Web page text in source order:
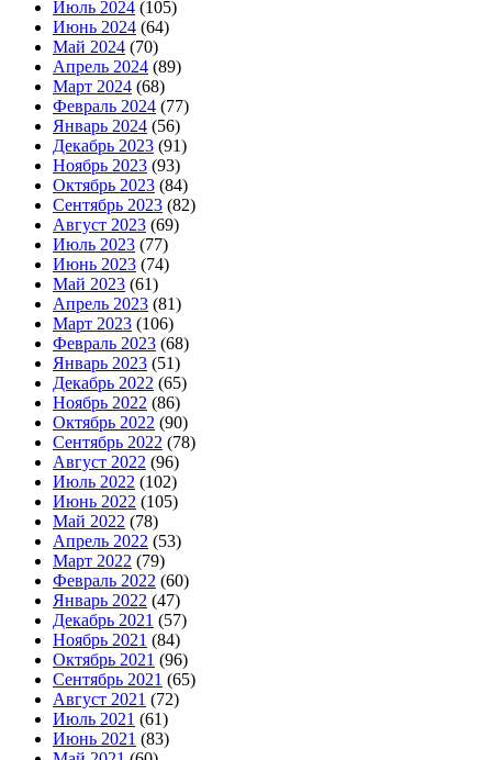
Июль 2024 (105)
Июнь 2024 (64)
Май 2024 (70)
Апрель 2024 (89)
Март 2024 (68)
Февраль 2024 (77)
Январь 2024 (56)
Декабрь 2023 (91)
Ноябрь 2023 (93)
Октябрь 2023 (84)
Сентябрь 2023 (82)
Август 2023 (69)
Июль 2023 (77)
Июнь 2023 (74)
Май 2023 (61)
Апрель 2023 (81)
Март 2023 (106)
Февраль 2023 (68)
Январь 2023 (51)
Декабрь 2022 (65)
Ноябрь 2022 (86)
Октябрь 2022 (90)
Сентябрь 2022 (78)
Август 2022 (96)
Июль 2022 (102)
Июнь 2022 (105)
Май 2022 (78)
Апрель 2022 (53)
Март 2022 (79)
Февраль 2022 (60)
Январь 2022 (47)
Декабрь 2021 (57)
Ноябрь 2021 (84)
Октябрь 2021 (96)
Сентябрь 2021 (65)
Август 2021 (72)
Июль 2021 (61)
Июнь 2021 (83)